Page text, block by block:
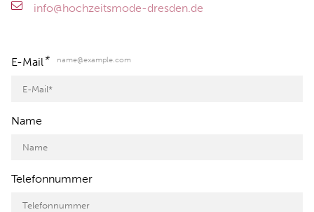
info@hochzeitsmode-dresden.de
E-Mail* name@example.com
Name
Telefonnummer